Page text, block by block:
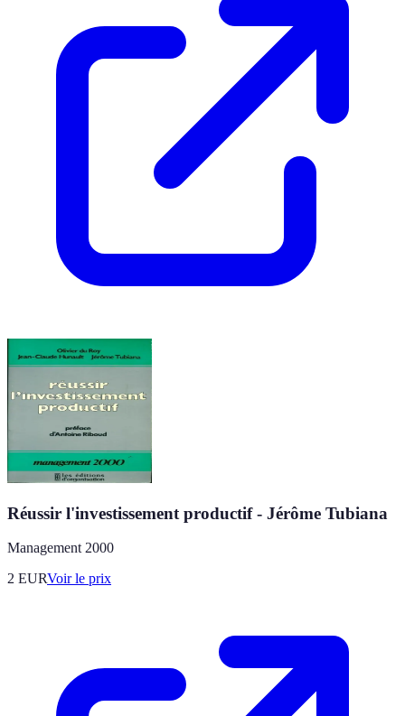
Réussir l'investissement productif - Jérôme Tubiana
Management 2000
2 EURVoir le prix